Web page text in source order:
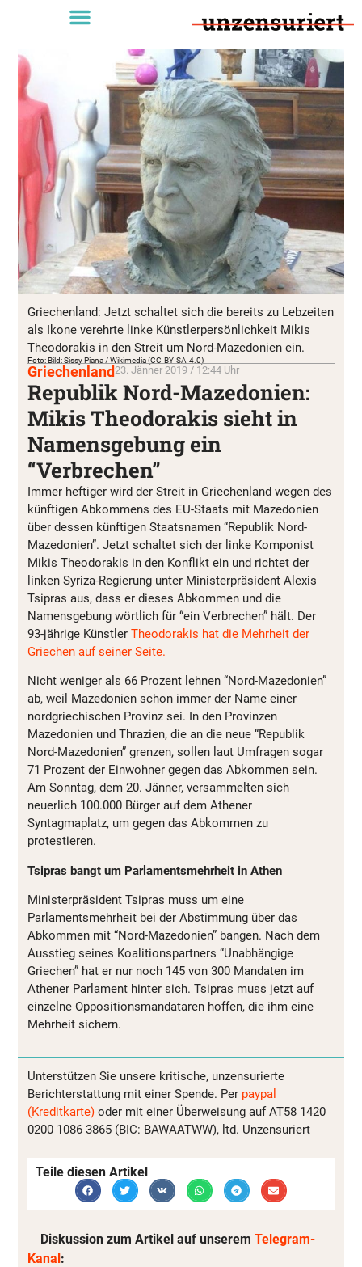
Griechenland: Jetzt schaltet sich die bereits zu Lebzeiten
als Ikone verehrte linke Künstlerpersönlichkeit Mikis
Theodorakis in den Streit um Nord-Mazedonien ein.
Foto: Bild: Sissy Piana / Wikimedia (CC-BY-SA-4.0)
Griechenland 23. Jänner 2019 / 12:44 Uhr
Republik Nord-Mazedonien:
Mikis Theodorakis sieht in
Namensgebung ein
“Verbrechen”
Immer heftiger wird der Streit in Griechenland wegen des
künftigen Abkommens des EU-Staats mit Mazedonien
über dessen künftigen Staatsnamen “Republik Nord-
Mazedonien”. Jetzt schaltet sich der linke Komponist
Mikis Theodorakis in den Konflikt ein und richtet der
linken Syriza-Regierung unter Ministerpräsident Alexis
Tsipras aus, dass er dieses Abkommen und die
Namensgebung wörtlich für “ein Verbrechen” hält. Der
93-jährige Künstler Theodorakis hat die Mehrheit der
Griechen auf seiner Seite.
Nicht weniger als 66 Prozent lehnen “Nord-Mazedonien”
ab, weil Mazedonien schon immer der Name einer
nordgriechischen Provinz sei. In den Provinzen
Mazedonien und Thrazien, die an die neue “Republik
Nord-Mazedonien” grenzen, sollen laut Umfragen sogar
71 Prozent der Einwohner gegen das Abkommen sein.
Am Sonntag, dem 20. Jänner, versammelten sich
neuerlich 100.000 Bürger auf dem Athener
Syntagmaplatz, um gegen das Abkommen zu
protestieren.
Tsipras bangt um Parlamentsmehrheit in Athen
Ministerpräsident Tsipras muss um eine
Parlamentsmehrheit bei der Abstimmung über das
Abkommen mit “Nord-Mazedonien” bangen. Nach dem
Ausstieg seines Koalitionspartners “Unabhängige
Griechen” hat er nur noch 145 von 300 Mandaten im
Athener Parlament hinter sich. Tsipras muss jetzt auf
einzelne Oppositionsmandataren hoffen, die ihm eine
Mehrheit sichern.
Unterstützen Sie unsere kritische, unzensurierte
Berichterstattung mit einer Spende. Per paypal
(Kreditkarte) oder mit einer Überweisung auf AT58 1420
0200 1086 3865 (BIC: BAWAATWW), ltd. Unzensuriert
Teile diesen Artikel
Diskussion zum Artikel auf unserem Telegram-
Kanal: